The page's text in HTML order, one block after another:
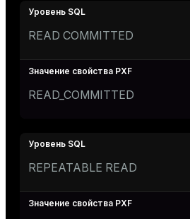
READ COMMITTED
READ_COMMITTED
REPEATABLE READ